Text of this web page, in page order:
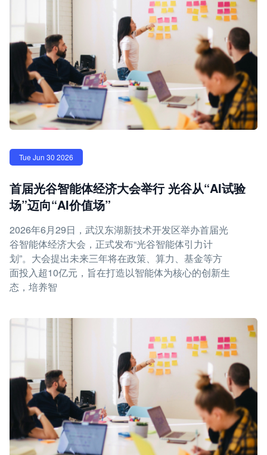
Tue Jun 30 2026
首届光谷智能体经济大会举行 光谷从“AI试验
场”迈向“AI价值场”
2026年6月29日，武汉东湖新技术开发区举办首届光
谷智能体经济大会，正式发布“光谷智能体引力计
划”。大会提出未来三年将在政策、算力、基金等方
面投入超10亿元，旨在打造以智能体为核心的创新生
态，培养智